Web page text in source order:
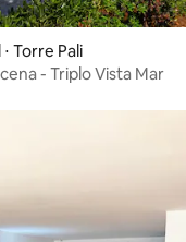
Torre Pali
- Triplo Vista Mar